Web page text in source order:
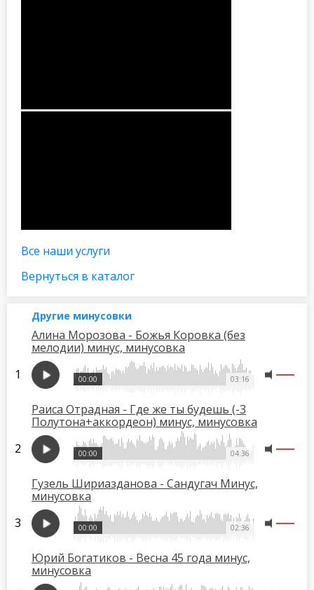
Все наши услуги
Вернуться в каталог
Другие минусовки
Алина Морозова - Божья Коровка (без
мелодии) минус, минусовка
03:16
00:00
Раиса Отрадная - Где же ты будешь (-3
Полутона+аккордеон) минус, минусовка
04:36
00:00
Гузель Шириазданова - Сандугач Минус,
минусовка
02:36
00:00
Юрий Богатиков - Весна 45 года минус,
минусовка